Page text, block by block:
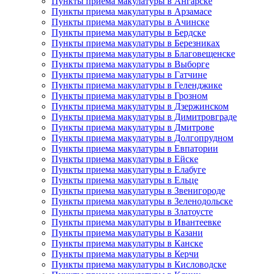
Пункты приема макулатуры в Арзамасе
Пункты приема макулатуры в Ачинске
Пункты приема макулатуры в Бердске
Пункты приема макулатуры в Березниках
Пункты приема макулатуры в Благовещенске
Пункты приема макулатуры в Выборге
Пункты приема макулатуры в Гатчине
Пункты приема макулатуры в Геленджике
Пункты приема макулатуры в Грозном
Пункты приема макулатуры в Дзержинском
Пункты приема макулатуры в Димитровграде
Пункты приема макулатуры в Дмитрове
Пункты приема макулатуры в Долгопрудном
Пункты приема макулатуры в Евпатории
Пункты приема макулатуры в Ейске
Пункты приема макулатуры в Елабуге
Пункты приема макулатуры в Ельце
Пункты приема макулатуры в Звенигороде
Пункты приема макулатуры в Зеленодольске
Пункты приема макулатуры в Златоусте
Пункты приема макулатуры в Ивантеевке
Пункты приема макулатуры в Казани
Пункты приема макулатуры в Канске
Пункты приема макулатуры в Керчи
Пункты приема макулатуры в Кисловодске